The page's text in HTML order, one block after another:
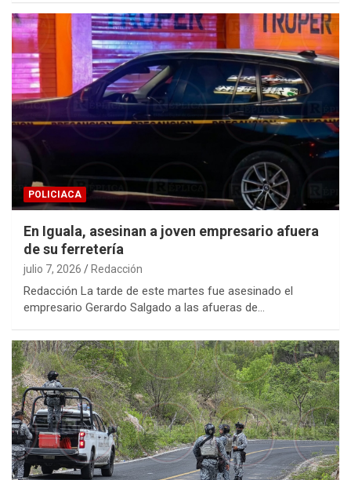
POLICIACA
En Iguala, asesinan a joven empresario afuera
de su ferretería
julio 7, 2026 Redacción
Redacción La tarde de este martes fue asesinado el
empresario Gerardo Salgado a las afueras de…